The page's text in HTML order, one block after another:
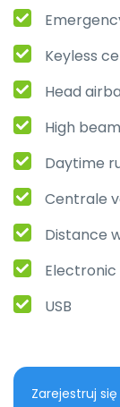
Keyless
Head
High
Daytime
Centrale
Distance
USB
Zarejestruj